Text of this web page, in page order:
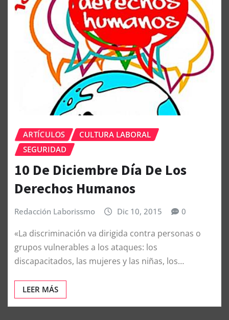
ARTÍCULOS
CULTURA LABORAL
SEGURIDAD
10 De Diciembre Día De Los
Derechos Humanos
Redacción Laborissmo Dic 10, 2015
grupos vulnerables a los ataques: los